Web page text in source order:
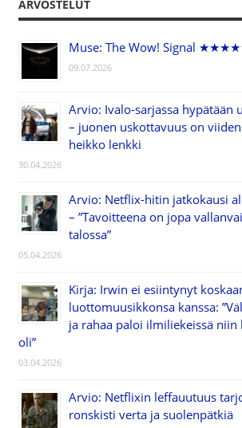
ARVOSTELUT
Muse: The Wow! Signal
09.07.2026
Arvio: Ivalo-sarjassa hypätään
– juonen uskottavuus on
heikko lenkki
30.04.2026
Arvio: Netflix-hitin jatkokausi
– ”Tavoitteena on jopa
talossa”
05.04.2026
Kirja: Irwin ei esiintynyt
luottomuusikkonsa kanssa:
ja rahaa paloi ilmiliekeissä niin
oli”
03.04.2026
Arvio: Netflixin leffauutuus
ronskisti verta ja suolenpätkiä